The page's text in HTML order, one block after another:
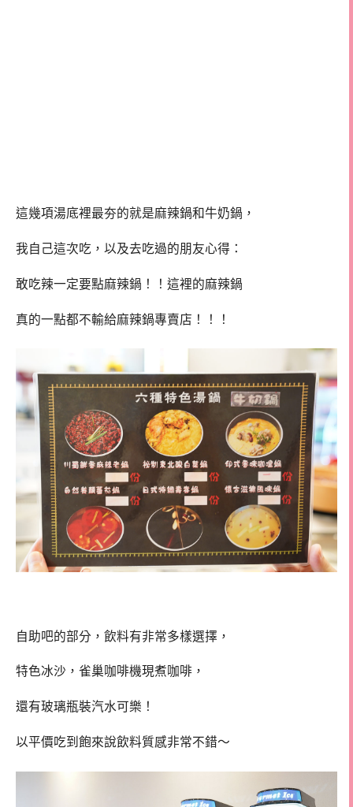
這幾項湯底裡最夯的就是麻辣鍋和牛奶鍋，
我自己這次吃，以及去吃過的朋友心得：
敢吃辣一定要點麻辣鍋！！這裡的麻辣鍋
真的一點都不輸給麻辣鍋專賣店！！！
自助吧的部分，飲料有非常多樣選擇，
特色冰沙，雀巢咖啡機現煮咖啡，
還有玻璃瓶裝汽水可樂！
以平價吃到飽來說飲料質感非常不錯～